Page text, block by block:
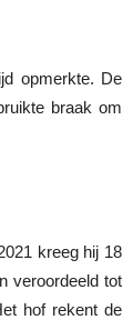
opmerkte. De
braak om
kreeg hij 18
veroordeeld tot
hof rekent de